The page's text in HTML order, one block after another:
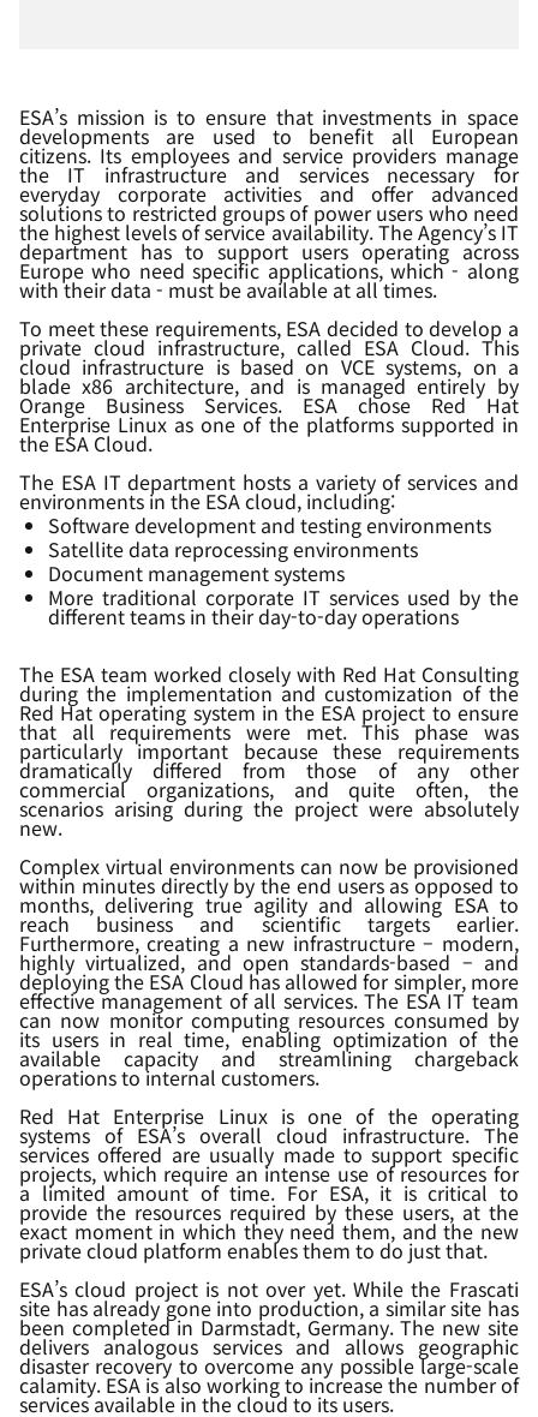
ESA’s mission is to ensure that investments in space
developments are used to benefit all European
citizens. Its employees and service providers manage
the IT infrastructure and services necessary for
everyday corporate activities and offer advanced
solutions to restricted groups of power users who need
the highest levels of service availability. The Agency’s IT
department has to support users operating across
Europe who need specific applications, which - along
with their data - must be available at all times.
To meet these requirements, ESA decided to develop a
private cloud infrastructure, called ESA Cloud. This
cloud infrastructure is based on VCE systems, on a
blade x86 architecture, and is managed entirely by
Orange Business Services. ESA chose Red Hat
Enterprise Linux as one of the platforms supported in
the ESA Cloud.
The ESA IT department hosts a variety of services and
environments in the ESA cloud, including:
Software development and testing environments
Satellite data reprocessing environments
Document management systems
More traditional corporate IT services used by the
different teams in their day-to-day operations
The ESA team worked closely with Red Hat Consulting
during the implementation and customization of the
Red Hat operating system in the ESA project to ensure
that all requirements were met. This phase was
particularly important because these requirements
dramatically differed from those of any other
commercial organizations, and quite often, the
scenarios arising during the project were absolutely
new.
Complex virtual environments can now be provisioned
within minutes directly by the end users as opposed to
months, delivering true agility and allowing ESA to
reach business and scientific targets earlier.
Furthermore, creating a new infrastructure – modern,
highly virtualized, and open standards-based – and
deploying the ESA Cloud has allowed for simpler, more
effective management of all services. The ESA IT team
can now monitor computing resources consumed by
its users in real time, enabling optimization of the
available capacity and streamlining chargeback
operations to internal customers.
Red Hat Enterprise Linux is one of the operating
systems of ESA’s overall cloud infrastructure. The
services offered are usually made to support specific
projects, which require an intense use of resources for
a limited amount of time. For ESA, it is critical to
provide the resources required by these users, at the
exact moment in which they need them, and the new
private cloud platform enables them to do just that.
ESA’s cloud project is not over yet. While the Frascati
site has already gone into production, a similar site has
been completed in Darmstadt, Germany. The new site
delivers analogous services and allows geographic
disaster recovery to overcome any possible large-scale
calamity. ESA is also working to increase the number of
services available in the cloud to its users.